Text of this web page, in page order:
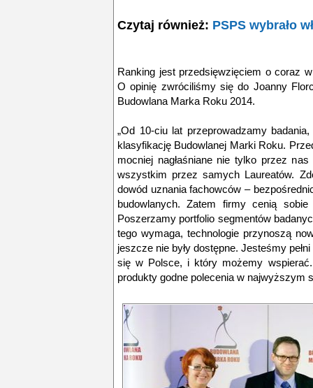
Czytaj również: PSPS wybrało
Ranking jest przedsięwzięciem o coraz
O opinię zwróciliśmy się do Joanny
Budowlana Marka Roku 2014.
„Od 10-ciu lat przeprowadzamy
klasyfikację Budowlanej Marki Roku.
mocniej nagłaśniane nie tylko przez
wszystkim przez samych Laureatów.
dowód uznania fachowców –
budowlanych. Zatem firmy cenią
Poszerzamy portfolio segmentów
tego wymaga, technologie przynoszą
jeszcze nie były dostępne. Jesteśmy
się w Polsce, i który możemy
produkty godne polecenia w najwyższym